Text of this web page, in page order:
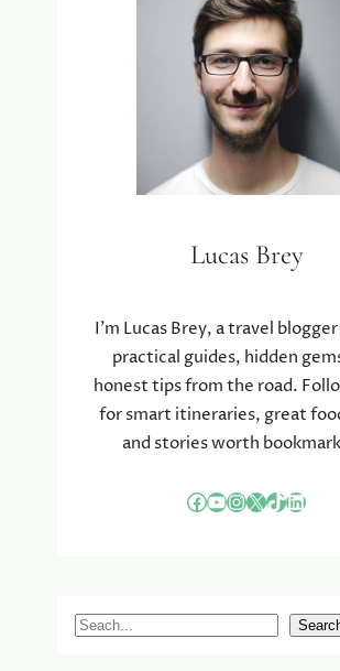
Lucas Brey
I’m Lucas Brey, a travel
practical guides, hidden
honest tips from the road.
for smart itineraries, great
and stories worth
Facebook YouTube InstagramX TikTok LinkedIn
S